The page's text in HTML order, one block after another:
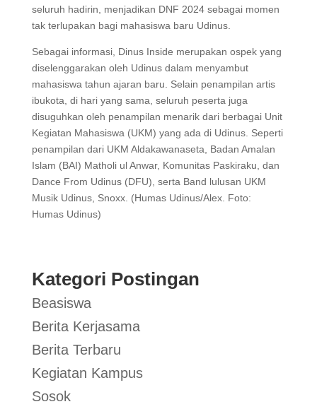
seluruh hadirin, menjadikan DNF 2024 sebagai momen
tak terlupakan bagi mahasiswa baru Udinus.
Sebagai informasi, Dinus Inside merupakan ospek yang
diselenggarakan oleh Udinus dalam menyambut
mahasiswa tahun ajaran baru. Selain penampilan artis
ibukota, di hari yang sama, seluruh peserta juga
disuguhkan oleh penampilan menarik dari berbagai Unit
Kegiatan Mahasiswa (UKM) yang ada di Udinus. Seperti
penampilan dari UKM Aldakawanaseta, Badan Amalan
Islam (BAI) Matholi ul Anwar, Komunitas Paskiraku, dan
Dance From Udinus (DFU), serta Band lulusan UKM
Musik Udinus, Snoxx. (Humas Udinus/Alex. Foto:
Humas Udinus)
Kategori Postingan
Beasiswa
Berita Kerjasama
Berita Terbaru
Kegiatan Kampus
Sosok